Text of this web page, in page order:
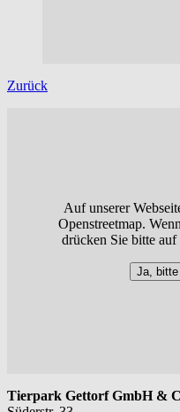
Zurück
Auf unserer
Openstreetmap.
drücken Sie bitte
Ja,
Tierpark Gettorf GmbH &